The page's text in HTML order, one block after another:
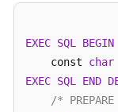
产
介
EXEC SQL BEGIN
    const
char
EXEC SQL END
/*